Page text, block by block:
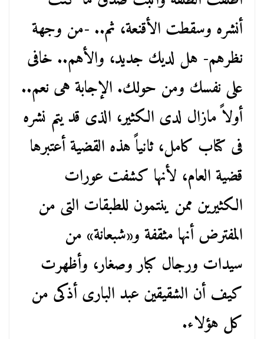
أنشره وسقطت الأقنعة، ثم.. -من وجهة
نظرهم- هل لديك جديد، والأهم.. خافى
على نفسك ومن حولك. الإجابة هى نعم..
أولاً مازال لدى الكثير، الذى قد يتم نشره
فى كتاب كامل، ثانياً هذه القضية أعتبرها
قضية العام، لأنها كشفت عورات
الكثيرين ممن ينتمون للطبقات التى من
المفترض أنها مثقفة و«شبعانة» من
سيدات ورجال كبار وصغار، وأظهرت
كيف أن الشقيقين عبد البارى أذكى من
كل هؤلاء.